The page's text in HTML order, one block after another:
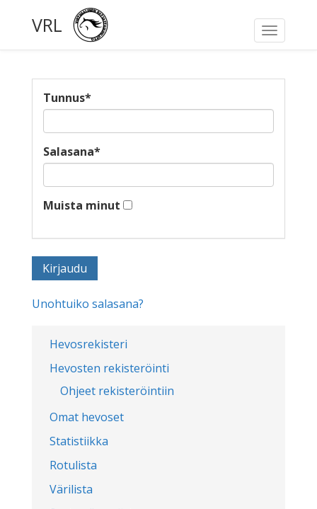
Toggle
VRL
Hevosrekisteri
Hevosten rekisteröinti
Ohjeet rekisteröintiin
Omat hevoset
Statistiikka
Rotulista
Värilista
Tunnus*
Salasana*
Muista minut
Unohtuiko salasana?